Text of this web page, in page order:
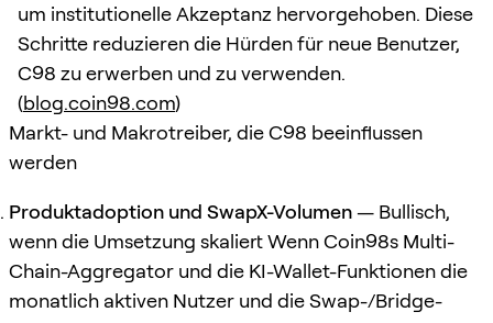
um institutionelle Akzeptanz hervorgehoben. Diese
Schritte reduzieren die Hürden für neue Benutzer,
C98 zu erwerben und zu verwenden.
(blog.coin98.com)
Markt- und Makrotreiber, die C98 beeinflussen
werden
Produktadoption und SwapX-Volumen— Bullisch,
wenn die Umsetzung skaliert Wenn Coin98s Multi-
Chain-Aggregator und die KI-Wallet-Funktionen die
monatlich aktiven Nutzer und die Swap-/Bridge-